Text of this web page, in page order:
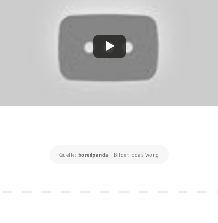
Quelle: boredpanda | Bilder: Edas Wong